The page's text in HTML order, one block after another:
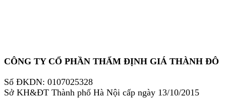
CÔNG TY CỔ PHẦN THẨM ĐỊNH GIÁ THÀNH ĐÔ
Số ĐKDN: 0107025328
Sở KH&ĐT Thành phố Hà Nội cấp ngày 13/10/2015